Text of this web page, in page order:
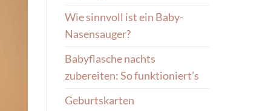
Wie sinnvoll ist ein Baby-
Nasensauger?
Babyflasche nachts
zubereiten: So funktioniert’s
Geburtskarten